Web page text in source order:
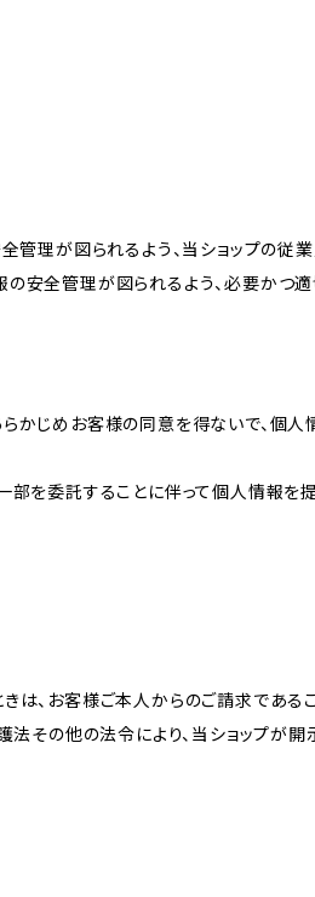
理が図られるよう、当ショップの従
安全管理が図られるよう、必要かつ適
じめお客様の同意を得ないで、個
部を委託することに伴って個人情報を
、お客様ご本人からのご請求である
法その他の法令により、当ショップが